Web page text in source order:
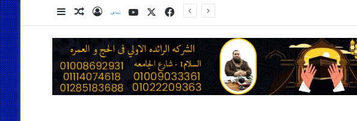
فيسبوك
‫X
‫YouTube
نلضتسجيل الدخول
مقال عشوائي
إضافة عمود